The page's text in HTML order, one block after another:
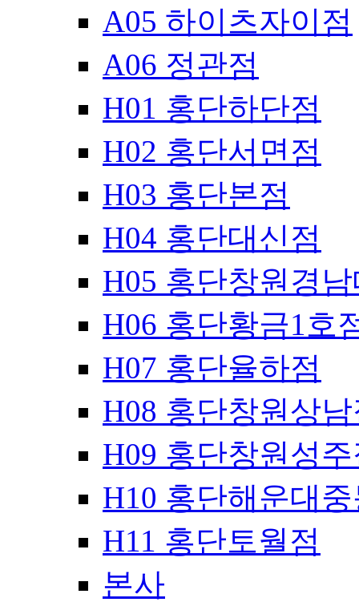
A05 하이츠자이점
A06 정관점
H01 홍단하단점
H02 홍단서면점
H03 홍단본점
H04 홍단대신점
H05 홍단창원경
H06 홍단황금1호
H07 홍단율하점
H08 홍단창원상
H09 홍단창원성
H10 홍단해운대
H11 홍단토월점
본사